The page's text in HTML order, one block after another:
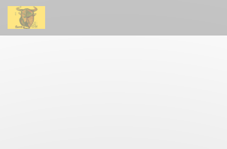
クッキー利用の管理について